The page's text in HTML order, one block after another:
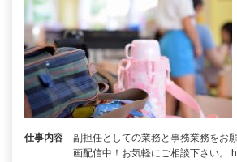
仕事内容
副担任としての業務と事務業務をお
画配信中！お気軽にご相談下さい。